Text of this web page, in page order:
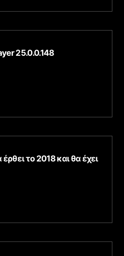
25.0.0.148
το 2018 και θα έχει